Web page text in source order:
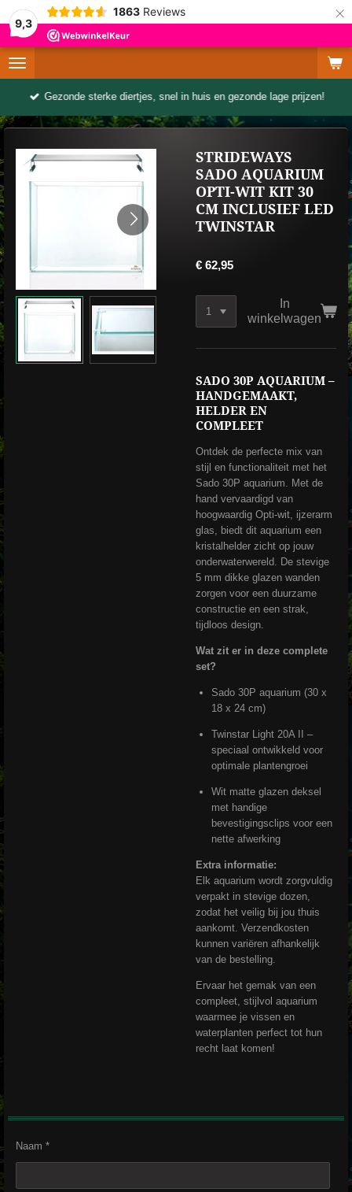
9,3
1863 Reviews ×
Gezonde sterke diertjes, snel in huis en gezonde lage prijzen!
STRIDEWAYS
SADO AQUARIUM
OPTI-WIT KIT 30
CM INCLUSIEF LED
TWINSTAR
€ 62,95
In
winkelwagen
SADO 30P AQUARIUM –
HANDGEMAAKT,
HELDER EN
COMPLEET
Ontdek de perfecte mix van
stijl en functionaliteit met het
Sado 30P aquarium. Met de
hand vervaardigd van
hoogwaardig Opti-wit, ijzerarm
glas, biedt dit aquarium een
kristalhelder zicht op jouw
onderwaterwereld. De stevige
5 mm dikke glazen wanden
zorgen voor een duurzame
constructie en een strak,
tijdloos design.
Wat zit er in deze complete
set?
Sado 30P aquarium (30 x
18 x 24 cm)
Twinstar Light 20A II –
speciaal ontwikkeld voor
optimale plantengroei
Wit matte glazen deksel
met handige
bevestigingsclips voor een
nette afwerking
Extra informatie:
Elk aquarium wordt zorgvuldig
verpakt in stevige dozen,
zodat het veilig bij jou thuis
aankomt. Verzendkosten
kunnen variëren afhankelijk
van de bestelling.
Ervaar het gemak van een
compleet, stijlvol aquarium
waarmee je vissen en
waterplanten perfect tot hun
recht laat komen!
Naam *